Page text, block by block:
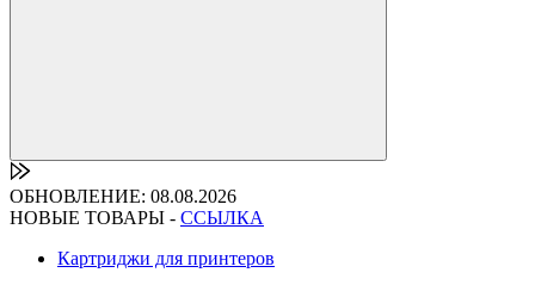
ОБНОВЛЕНИЕ: 08.08.2026
НОВЫЕ ТОВАРЫ - ССЫЛКА
Картриджи для принтеров